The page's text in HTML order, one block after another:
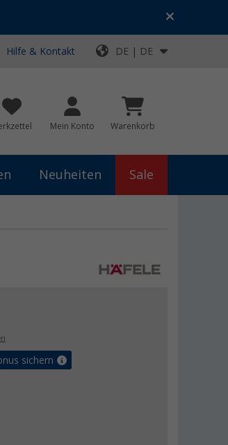
Top-Deals für dein Abenteuer!
Hilfe & Kontakt DE | DE
Mein Konto Warenkorb
Neuheiten Sale
sichern